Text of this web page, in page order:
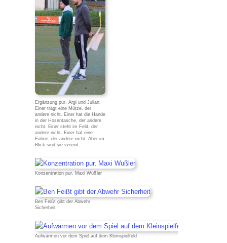
Ergänzung pur, Argi und Julian.
Einer trägt eine Mütze, der
andere nicht. Einer hat die Hände
in der Hosentasche, der andere
nicht. Einer steht im Feld, der
andere nicht. Einer hat eine
Fahne, der andere nicht. Aber im
Blick sind sie vereint.
Konzentration pur, Maxi Wußler
Ben Feißt gibt der Abwehr
Sicherheit
Aufwärmen vor dem Spiel auf dem Kleinspielfeld